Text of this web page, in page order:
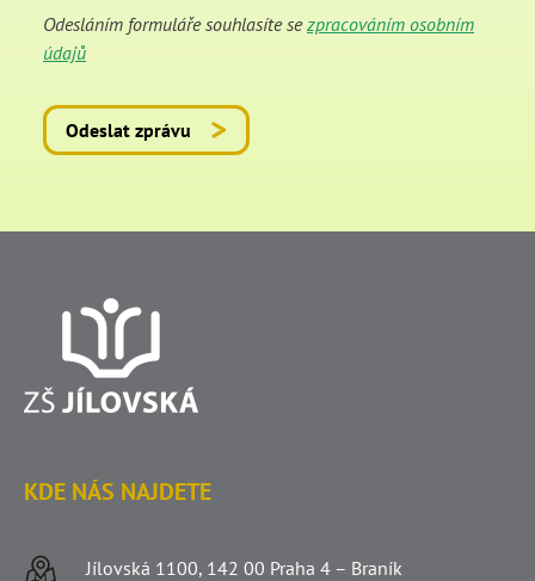
Odesláním formuláře souhlasíte sezpracováním osobním
údajů
Odeslat zprávu
KDE NÁS NAJDETE
Jílovská 1100, 142 00 Praha 4 – Braník